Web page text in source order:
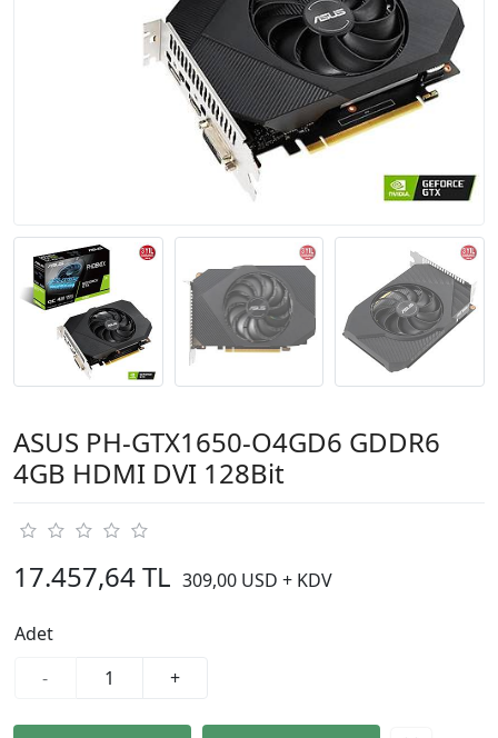
ASUS PH-GTX1650-O4GD6 GDDR6
4GB HDMI DVI 128Bit
17.457,64 TL 309,00 USD + KDV
Adet
-
+